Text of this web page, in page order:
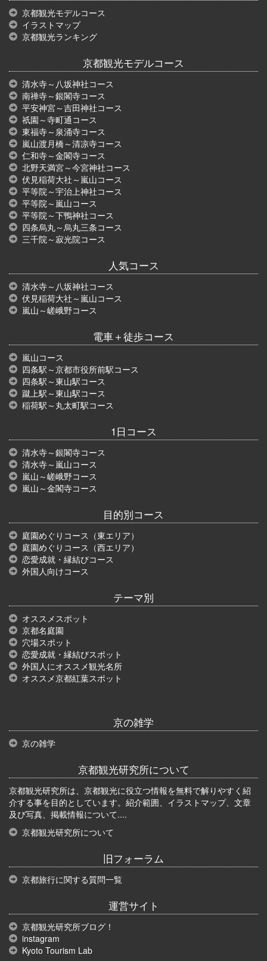
京都観光モデルコース
イラストマップ
京都観光ランキング
京都観光モデルコース
清水寺～八坂神社コース
南禅寺～銀閣寺コース
平安神宮～吉田神社コース
祇園～寺町通コース
東福寺～泉涌寺コース
嵐山渡月橋～清凉寺コース
仁和寺～金閣寺コース
北野天満宮～今宮神社コース
伏見稲荷大社～嵐山コース
平等院～宇治上神社コース
平等院～嵐山コース
平等院～下鴨神社コース
四条烏丸～烏丸三条コース
三千院～寂光院コース
人気コース
清水寺～八坂神社コース
伏見稲荷大社～嵐山コース
嵐山～嵯峨野コース
電車＋徒歩コース
嵐山コース
四条駅～京都市役所前駅コース
四条駅～東山駅コース
蹴上駅～東山駅コース
稲荷駅～丸太町駅コース
1日コース
清水寺～銀閣寺コース
清水寺～嵐山コース
嵐山～嵯峨野コース
嵐山～金閣寺コース
目的別コース
庭園めぐりコース（東エリア）
庭園めぐりコース（西エリア）
恋愛成就・縁結びコース
外国人向けコース
テーマ別
オススメスポット
京都名庭園
穴場スポット
恋愛成就・縁結びスポット
外国人にオススメ観光名所
オススメ京都紅葉スポット
京の雑学
京の雑学
京都観光研究所について
京都観光研究所は、京都観光に役立つ情報を無料で解りやすく紹
介する事を目的としています。紹介範囲、イラストマップ、文章
及び写真、掲載情報について....
京都観光研究所について
旧フォーラム
京都旅行に関する質問一覧
運営サイト
京都観光研究所ブログ！
instagram
Kyoto Tourism Lab